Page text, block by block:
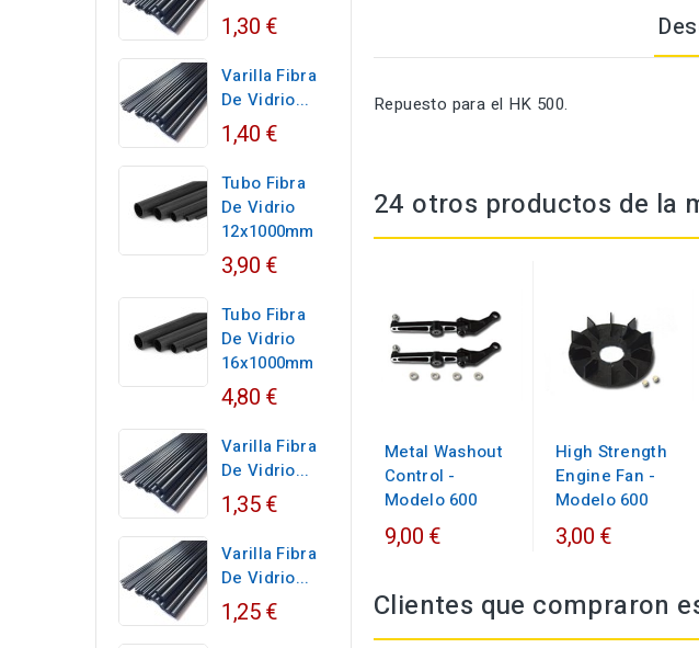
1,30 €
Varilla Fibra
De Vidrio...
1,40 €
Tubo Fibra
De Vidrio
12x1000mm
3,90 €
Tubo Fibra
De Vidrio
16x1000mm
4,80 €
Varilla Fibra
De Vidrio...
1,35 €
Varilla Fibra
De Vidrio...
1,25 €
Repuesto para el HK 500.
24 otros productos de la
Metal Washout
Control -
Modelo 600
9,00 €
High Strength
Engine Fan -
Modelo 600
3,00 €
Clientes que compraron